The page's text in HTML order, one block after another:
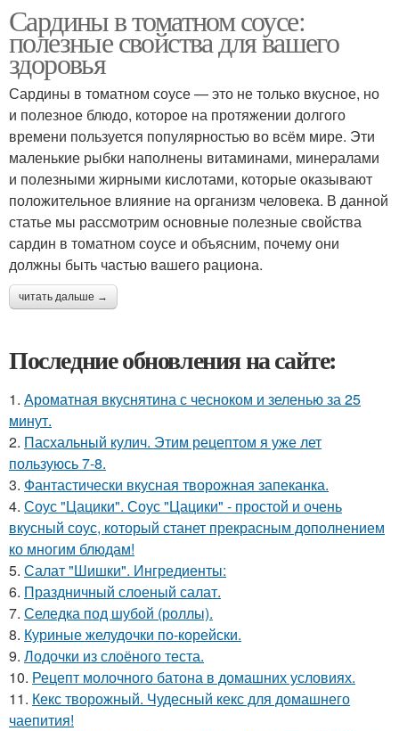
Сардины в томатном соусе:
полезные свойства для вашего
здоровья
Сардины в томатном соусе — это не только вкусное, но
и полезное блюдо, которое на протяжении долгого
времени пользуется популярностью во всём мире. Эти
маленькие рыбки наполнены витаминами, минералами
и полезными жирными кислотами, которые оказывают
положительное влияние на организм человека. В данной
статье мы рассмотрим основные полезные свойства
сардин в томатном соусе и объясним, почему они
должны быть частью вашего рациона.
читать дальше →
Последние обновления на сайте:
1. Ароматная вкуснятина с чесноком и зеленью за 25
минут.
2. Пасхальный кулич. Этим рецептом я уже лет
пользуюсь 7-8.
3. Фантастически вкусная творожная запеканка.
4. Соус "Цацики". Соус "Цацики" - простой и очень
вкусный соус, который станет прекрасным дополнением
ко многим блюдам!
5. Салат "Шишки". Ингредиенты:
6. Праздничный слоеный салат.
7. Селедка под шубой (роллы).
8. Куриные желудочки по-корейски.
9. Лодочки из слоёного теста.
10. Рецепт молочного батона в домашних условиях.
11. Кекс творожный. Чудесный кекс для домашнего
чаепития!